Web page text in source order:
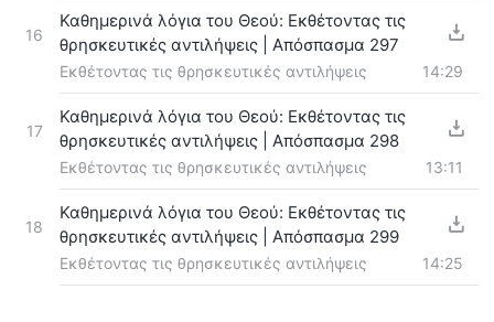
16
Καθημερινά λόγια του Θεού: Εκθέτοντας τις
θρησκευτικές αντιλήψεις | Απόσπασμα 297
Εκθέτοντας τις θρησκευτικές αντιλήψεις 14:29
17
Καθημερινά λόγια του Θεού: Εκθέτοντας τις
θρησκευτικές αντιλήψεις | Απόσπασμα 298
Εκθέτοντας τις θρησκευτικές αντιλήψεις 13:11
18
Καθημερινά λόγια του Θεού: Εκθέτοντας τις
θρησκευτικές αντιλήψεις | Απόσπασμα 299
Εκθέτοντας τις θρησκευτικές αντιλήψεις 14:25